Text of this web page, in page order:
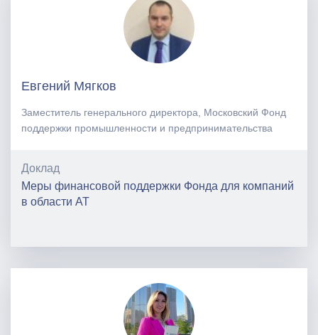
Евгений Мягков
Заместитель генерального директора, Московский Фонд
поддержки промышленности и предпринимательства
Доклад
Меры финансовой поддержки Фонда для компаний
в области АТ